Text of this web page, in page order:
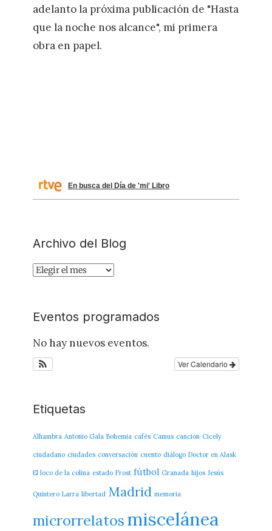
adelanto la próxima publicación de "Hasta
que la noche nos alcance", mi primera
obra en papel.
En busca del Día de 'mi' Libro
Archivo del Blog
Archivo
Eventos programados
No hay nuevos eventos.
Ver Calendario
Etiquetas
Alhambra Antonio Gala Bohemia cafés Camus canción Cicely
ciudadano ciudades conversación cuento diálogo Doctor en Alask
El loco de la colina estado Frost fútbol Granada hijos Jesús
Quintero Larra libertad Madrid memoria
microrrelatos miscelánea